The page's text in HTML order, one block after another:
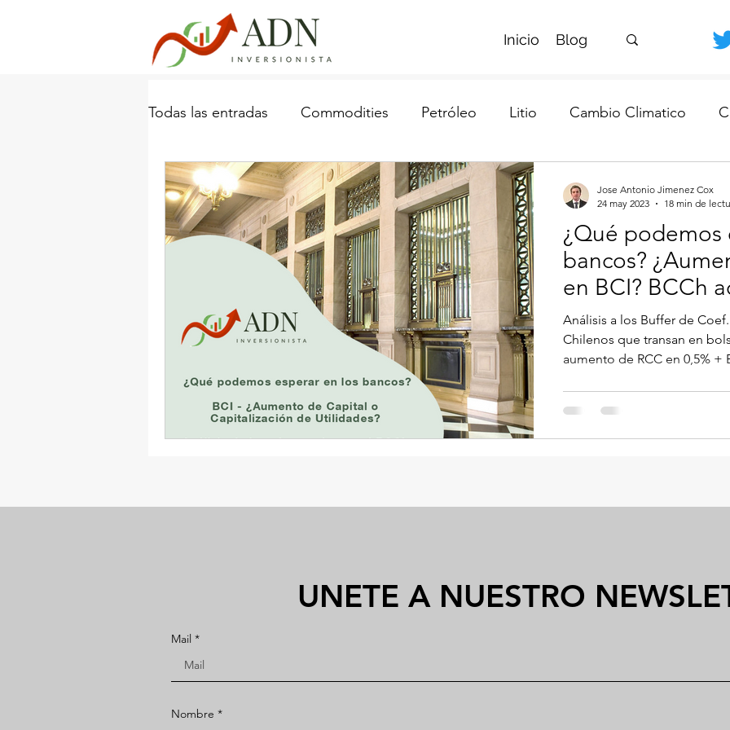
Inicio Blog
Todas las entradas Commodities Petróleo Litio Cambio Climatico
Industria Naviera Portada Bancos Chilenos
¿Qué podemos
bancos?
en BCI? BCCh
0,5% + B.III
Análisis a los Buffer de
Chilenos que transan en
aumento de RCC en 0,5% +
Jose Antonio Jimenez Cox
24 may 2023
18 min de
UNETE A NUESTRO
Mail
Nombre